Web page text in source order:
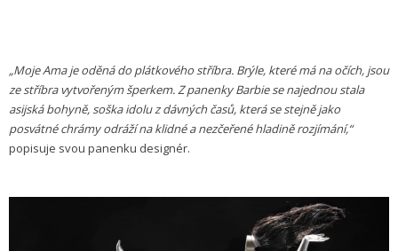
„Moje Ama je oděná do plátkového stříbra. Brýle, které má na očích, jsou
ze stříbra vytvořeným šperkem. Z panenky Barbie se najednou stala
asijská bohyně, soška idolu z dávných časů, která se stejně jako
posvátné chrámy odráží na klidné a nezčeřené hladině rozjímání,“
popisuje svou panenku designér.